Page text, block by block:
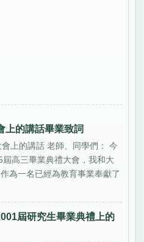
上的講話畢業致詞
上的講話 老師、同學們： 今
高三畢業典禮大會，我和大
為一名已經為教育事業奉獻了
屆研究生畢業典禮上的